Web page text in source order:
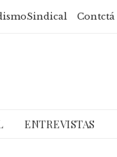
ENTREVISTAS